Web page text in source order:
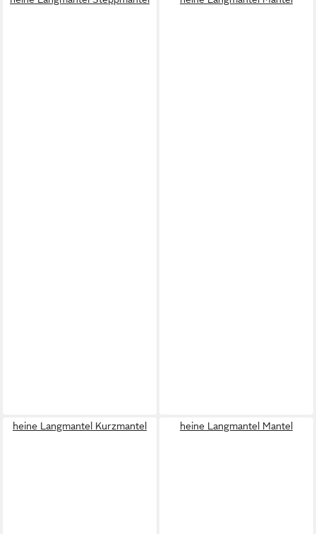
heine Langmantel Kurzmantel heine Langmantel Mantel